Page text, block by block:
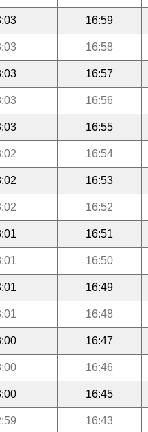
16:59
16:58
16:57
16:56
16:55
16:54
16:53
16:52
16:51
16:50
16:49
16:48
16:47
16:46
16:45
16:43